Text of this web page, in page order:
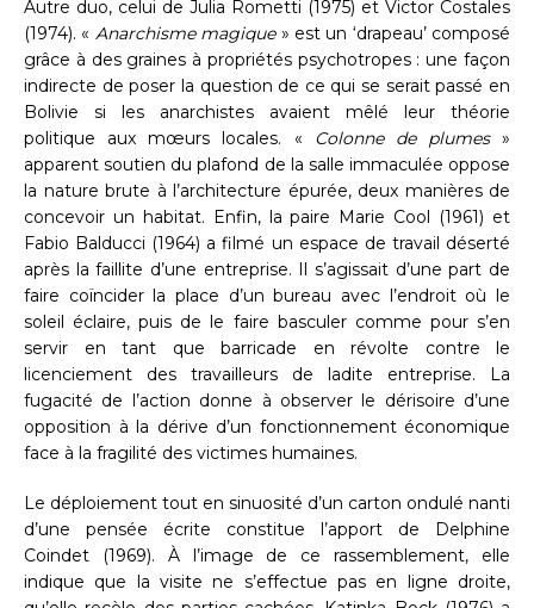
Autre duo, celui de Julia Rometti (1975) et Victor Costales
(1974). « Anarchisme magique» est un ‘drapeau’ composé
grâce à des graines à propriétés psychotropes : une façon
indirecte de poser la question de ce qui se serait passé en
Bolivie si les anarchistes avaient mêlé leur théorie
politique aux mœurs locales. « Colonne de plumes»
apparent soutien du plafond de la salle immaculée oppose
la nature brute à l’architecture épurée, deux manières de
concevoir un habitat. Enfin, la paire Marie Cool (1961) et
Fabio Balducci (1964) a filmé un espace de travail déserté
après la faillite d’une entreprise. Il s’agissait d’une part de
faire coïncider la place d’un bureau avec l’endroit où le
soleil éclaire, puis de le faire basculer comme pour s’en
servir en tant que barricade en révolte contre le
licenciement des travailleurs de ladite entreprise. La
fugacité de l’action donne à observer le dérisoire d’une
opposition à la dérive d’un fonctionnement économique
face à la fragilité des victimes humaines.
Le déploiement tout en sinuosité d’un carton ondulé nanti
d’une pensée écrite constitue l’apport de Delphine
Coindet (1969). À l’image de ce rassemblement, elle
indique que la visite ne s’effectue pas en ligne droite,